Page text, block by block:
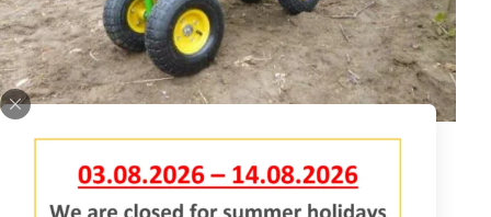
Okulierungswagen sind sehr brauchbar während Arbeiten die
niedrig bei dem Boden stattfinden.
mehr informationen